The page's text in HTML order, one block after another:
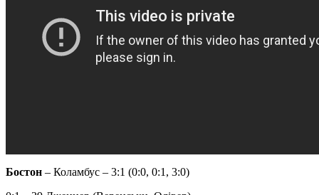
Бостон – Коламбус – 3:1 (0:0, 0:1, 3:0)